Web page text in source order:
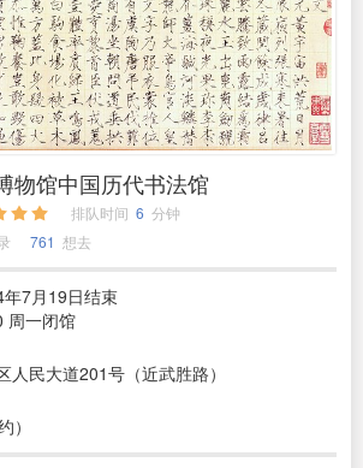
物馆中国历代书法馆
排队时间 6 分钟
761 想去
7月19日结束
周一闭馆
人民大道201号（近武胜路）
）